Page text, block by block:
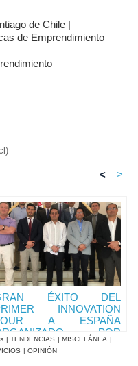
de Chile |
de Emprendimiento
< >
ÉXITO DEL
INNOVATION
A ESPAÑA
POR
| TENDENCIAS | MISCELÁNEA |
| OPINIÓN